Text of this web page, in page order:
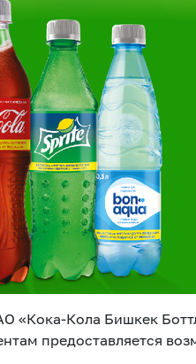
Развлечения
Подбор номера
Новости
Карта офисов и покрытие
«Кока-Кола Бишкек
предоставляется